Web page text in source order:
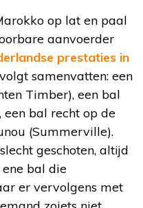
op lat en paal
aanvoerder
prestaties in
samenvatten: een
Timber), een bal
bal recht op de
(Summerville).
geschoten, altijd
bal die
er vervolgens met